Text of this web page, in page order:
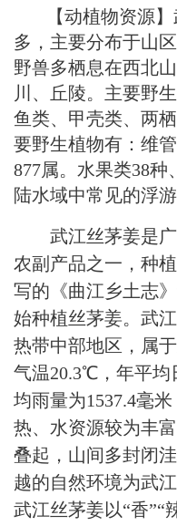
【动植物资源
多，主要分布于山
野兽多栖息在西北
川、丘陵。主要野
鱼类、甲壳类、两
要野生植物有：维
877属。水果类38种
陆水域中常见的浮
武江丝茅姜是
农副产品之一，种
写的《曲江乡土志
始种植丝茅姜。武
热带中部地区，属
气温20.3℃，年平均
均雨量为1537.4毫米
热、水资源较为丰
叠起，山间多封闭
越的自然环境为武
武江丝茅姜以“香”“